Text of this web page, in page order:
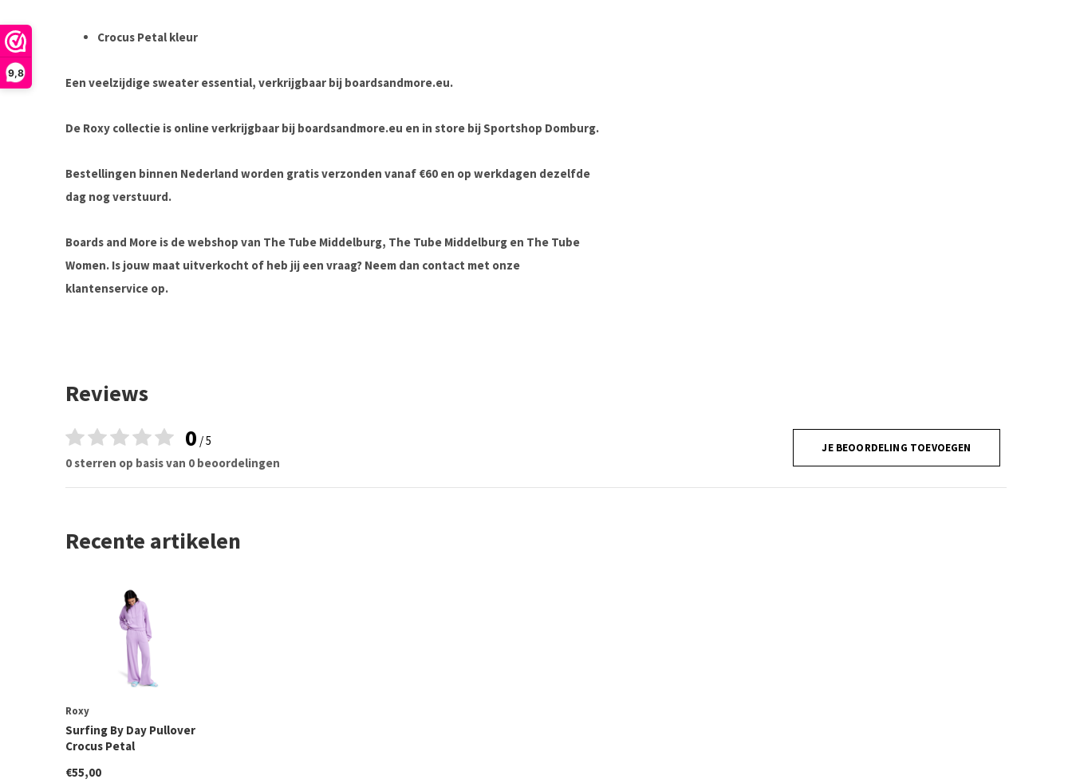
9,8
Crocus Petal kleur
Een veelzijdige sweater essential, verkrijgbaar bij boardsandmore.eu.
De Roxy collectie is online verkrijgbaar bij boardsandmore.eu en in store bij Sportshop Domburg.
Bestellingen binnen Nederland worden gratis verzonden vanaf €60 en op werkdagen dezelfde
dag nog verstuurd.
Boards and More is de webshop van The Tube Middelburg, The Tube Middelburg en The Tube
Women. Is jouw maat uitverkocht of heb jij een vraag? Neem dan contact met onze
klantenservice op.
Reviews
0 / 5
0 sterren op basis van 0 beoordelingen
JE BEOORDELING TOEVOEGEN
Recente artikelen
Roxy
Surfing By Day Pullover
Crocus Petal
€55,00